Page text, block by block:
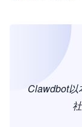
Clawdbot以